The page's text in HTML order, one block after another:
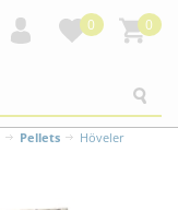
0 0
Pellets
Höveler